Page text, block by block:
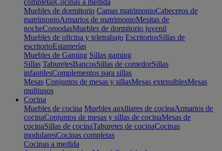
completasCocinas a medida
Muebles de dormitorio Camas matrimonioCabeceros de
matrimonioArmarios de matrimonioMesitas de
nocheComodasMuebles de dormitorio juvenil
Muebles de oficina y teletrabajo EscritoriosSillas de
escritorioEstanterías
Muebles de Gaming Sillas gaming
Sillas TaburetesBancosSillas de comedorSillas
infantilesComplementos para sillas
Mesas Conjuntos de mesas y sillasMesas extensiblesMesas
multiusos
Cocina
Muebles de cocina Muebles auxiliares de cocinaArmarios de
cocinaConjuntos de mesas y sillas de cocinaMesas de
cocinaSillas de cocinaTaburetes de cocinaCocinas
modularesCocinas completas
Cocinas a medida